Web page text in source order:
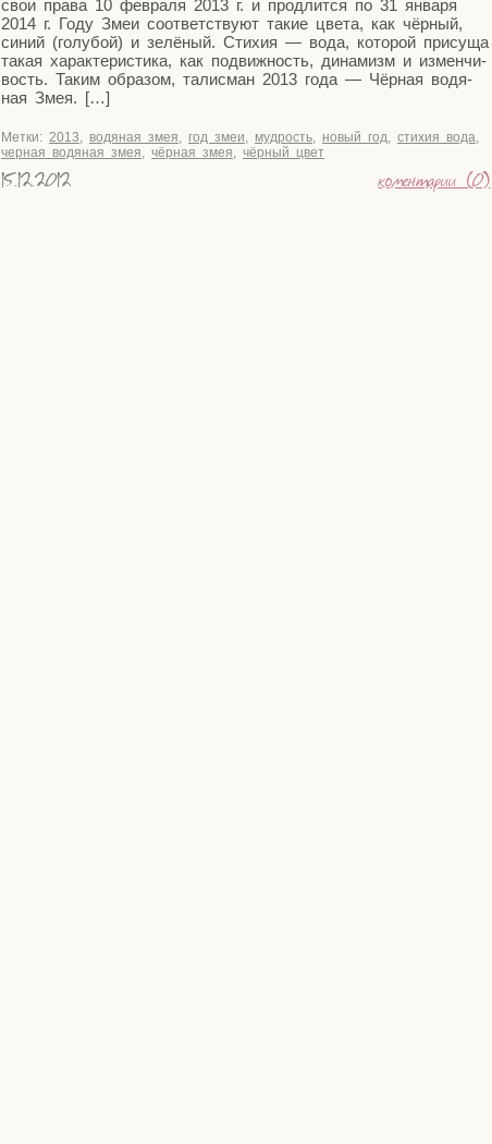
свои пра­ва 10 фев­ра­ля 2013 г. и про­длит­ся по 31 янва­ря
2014 г. Году Змеи соот­вет­ству­ют такие цве­та, как чёр­ный,
синий (голу­бой) и зелё­ный. Сти­хия — вода, кото­рой при­су­ща
такая харак­те­ри­сти­ка, как подвиж­ность, дина­мизм и измен­чи­
вость. Таким обра­зом, талис­ман 2013 года — Чёр­ная водя­
ная Змея. […]
Метки: 2013, водяная змея, год змеи, мудрость, новый год, стихия вода,
черная водяная змея, чёрная змея, чёрный цвет
15.12.2012 коментарии (0)